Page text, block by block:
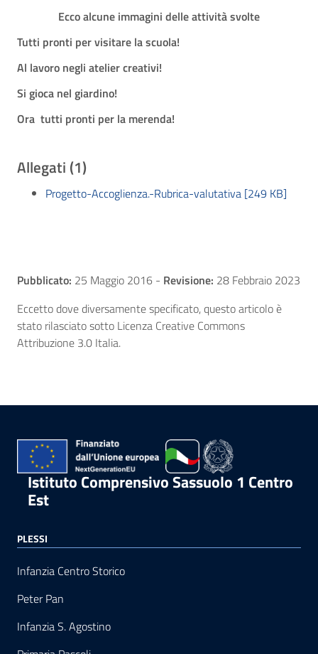
Ecco alcune immagini delle attività svolte
Tutti pronti per visitare la scuola!
Al lavoro negli atelier creativi!
Si gioca nel giardino!
Ora tutti pronti per la merenda!
Allegati (1)
Progetto-Accoglienza.-Rubrica-valutativa [249 KB]
Pubblicato: 25 Maggio 2016 - Revisione: 28 Febbraio 2023
Eccetto dove diversamente specificato, questo articolo è
stato rilasciato sotto Licenza Creative Commons
Attribuzione 3.0 Italia.
Istituto Comprensivo Sassuolo 1 Centro
Est
PLESSI
Infanzia Centro Storico
Peter Pan
Infanzia S. Agostino